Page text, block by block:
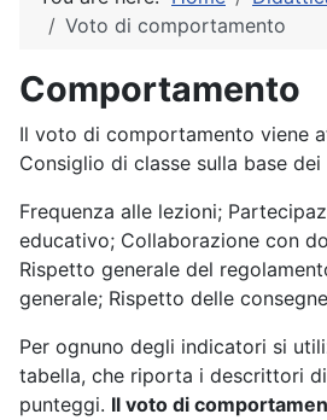
Voto di comportamento
Comportamento
Il voto di comportamento viene
Consiglio di classe sulla base
Frequenza alle lezioni;
educativo; Collaborazione con
Rispetto generale del
generale; Rispetto delle
Per ognuno degli indicatori si
tabella, che riporta i descrittori
punteggi. Il voto di